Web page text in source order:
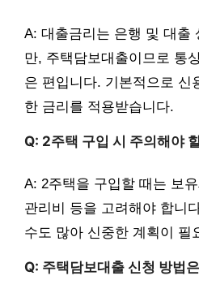
A: 대출금리는 은행 및 대출
만, 주택담보대출이므로 통
은 편입니다. 기본적으로 신
한 금리를 적용받습니다.
Q: 2주택 구입 시 주의해야
A: 2주택을 구입할 때는 보
관리비 등을 고려해야 합니
수도 많아 신중한 계획이 필
Q: 주택담보대출 신청 방법